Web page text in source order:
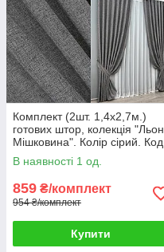
Комплект (2шт. 1,4х2,7м.)
готових штор, колекція "Льон
Мішковина". Колір сірий. Код
108ш 39-303
В наявності 1 од.
859 ₴/комплект
954 ₴/комплект
Купити